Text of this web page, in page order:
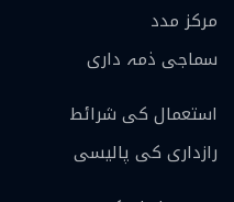
مرکز مدد
سماجی ذمہ داری
استعمال کی شرائط
رازداری کی پالیسی